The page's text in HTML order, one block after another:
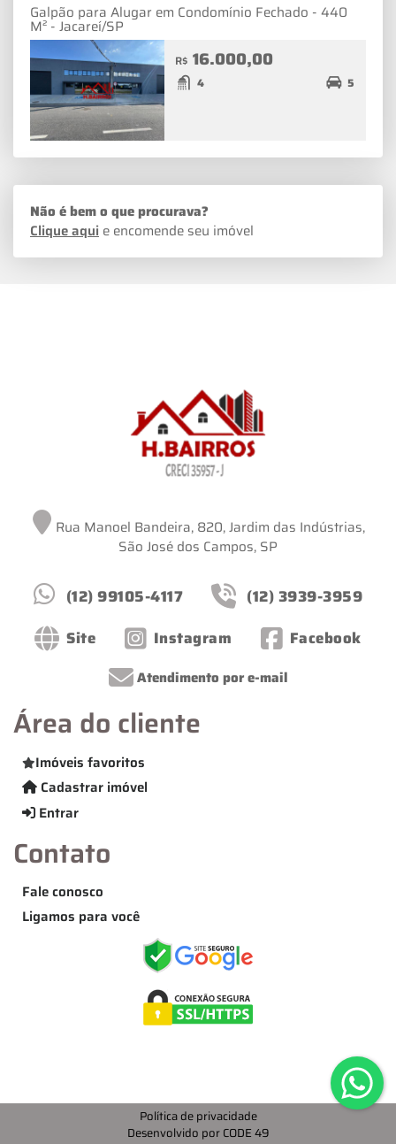
Galpão para Alugar em Condomínio Fechado - 440
M² - Jacareí/SP
R$ 16.000,00
4 5
Não é bem o que procurava?
Clique aqui e encomende seu imóvel
Rua Manoel Bandeira, 820, Jardim das Indústrias,
São José dos Campos, SP
(12) 99105-4117
(12) 3939-3959
Site
Instagram Facebook
Atendimento por e-mail
Área do cliente
Imóveis favoritos
Cadastrar imóvel
Entrar
Contato
Fale conosco
Ligamos para você
Política de privacidade
Desenvolvido por CODE 49